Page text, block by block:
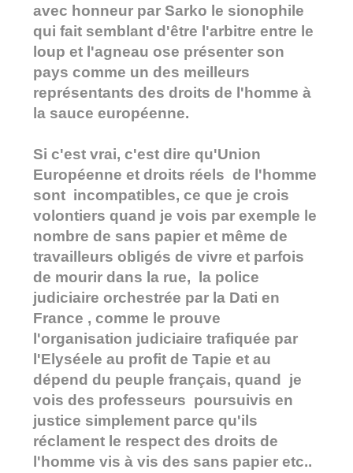
avec honneur par Sarko le sionophile
qui fait semblant d'être l'arbitre entre le
loup et l'agneau ose présenter son
pays comme un des meilleurs
représentants des droits de l'homme à
la sauce européenne.
Si c'est vrai, c'est dire qu'Union
Européenne et droits réels de l'homme
sont incompatibles, ce que je crois
volontiers quand je vois par exemple le
nombre de sans papier et même de
travailleurs obligés de vivre et parfois
de mourir dans la rue, la police
judiciaire orchestrée par la Dati en
France , comme le prouve
l'organisation judiciaire trafiquée par
l'Elyséele au profit de Tapie et au
dépend du peuple français, quand je
vois des professeurs poursuivis en
justice simplement parce qu'ils
réclament le respect des droits de
l'homme vis à vis des sans papier etc..